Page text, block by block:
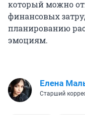
который можно
финансовых
планированию
эмоциям.
Елена
Старший